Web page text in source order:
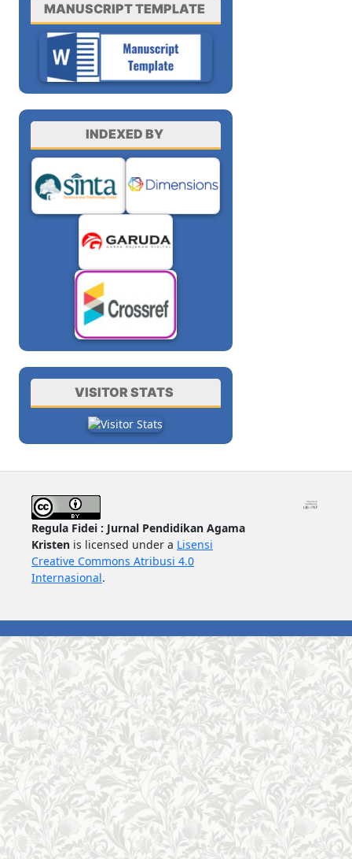
MANUSCRIPT TEMPLATE
INDEXED BY
VISITOR STATS
Regula Fidei : Jurnal Pendidikan Agama
Kristen is licensed under a Lisensi
Creative Commons Atribusi 4.0
Internasional.